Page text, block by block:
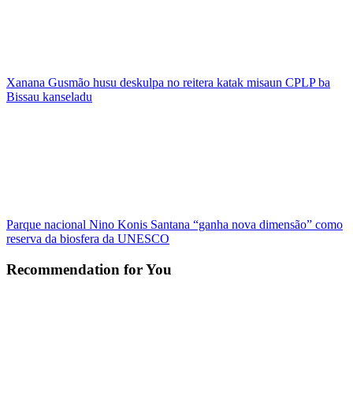
Xanana Gusmão husu deskulpa no reitera katak misaun CPLP ba
Bissau kanseladu
Parque nacional Nino Konis Santana “ganha nova dimensão” como
reserva da biosfera da UNESCO
Recommendation for You